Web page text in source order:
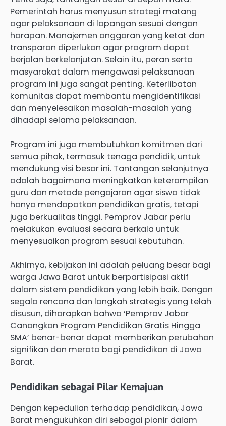
Pemerintah harus menyusun strategi matang
agar pelaksanaan di lapangan sesuai dengan
harapan. Manajemen anggaran yang ketat dan
transparan diperlukan agar program dapat
berjalan berkelanjutan. Selain itu, peran serta
masyarakat dalam mengawasi pelaksanaan
program ini juga sangat penting. Keterlibatan
komunitas dapat membantu mengidentifikasi
dan menyelesaikan masalah-masalah yang
dihadapi selama pelaksanaan.
Program ini juga membutuhkan komitmen dari
semua pihak, termasuk tenaga pendidik, untuk
mendukung visi besar ini. Tantangan selanjutnya
adalah bagaimana meningkatkan keterampilan
guru dan metode pengajaran agar siswa tidak
hanya mendapatkan pendidikan gratis, tetapi
juga berkualitas tinggi. Pemprov Jabar perlu
melakukan evaluasi secara berkala untuk
menyesuaikan program sesuai kebutuhan.
Akhirnya, kebijakan ini adalah peluang besar bagi
warga Jawa Barat untuk berpartisipasi aktif
dalam sistem pendidikan yang lebih baik. Dengan
segala rencana dan langkah strategis yang telah
disusun, diharapkan bahwa ‘Pemprov Jabar
Canangkan Program Pendidikan Gratis Hingga
SMA’ benar-benar dapat memberikan perubahan
signifikan dan merata bagi pendidikan di Jawa
Barat.
Pendidikan sebagai Pilar Kemajuan
Dengan kepedulian terhadap pendidikan, Jawa
Barat mengukuhkan diri sebagai pionir dalam